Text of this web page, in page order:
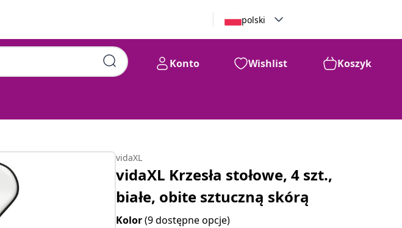
polski
Konto Wishlist Koszyk
vidaXL
vidaXL Krzesła stołowe, 4 szt.,
białe, obite sztuczną skórą
Kolor(9 dostępne opcje)